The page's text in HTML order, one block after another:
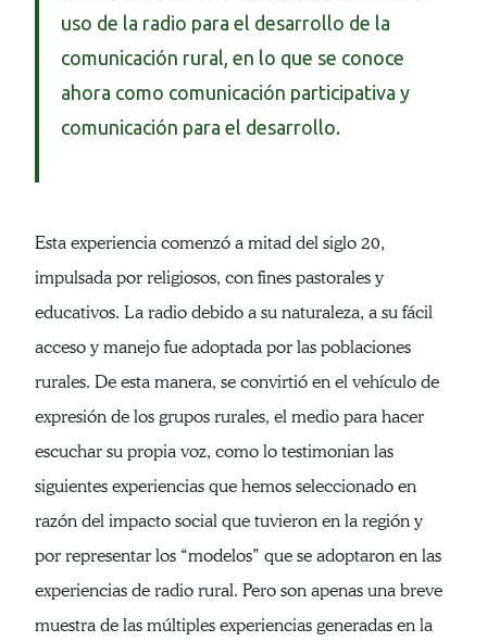
uso de la radio para el desarrollo de la
comunicación rural, en lo que se conoce
ahora como comunicación participativa y
comunicación para el desarrollo.
Esta experiencia comenzó a mitad del siglo 20,
impulsada por religiosos, con fines pastorales y
educativos. La radio debido a su naturaleza, a su fácil
acceso y manejo fue adoptada por las poblaciones
rurales. De esta manera, se convirtió en el vehículo de
expresión de los grupos rurales, el medio para hacer
escuchar su propia voz, como lo testimonian las
siguientes experiencias que hemos seleccionado en
razón del impacto social que tuvieron en la región y
por representar los “modelos” que se adoptaron en las
experiencias de radio rural. Pero son apenas una breve
muestra de las múltiples experiencias generadas en la